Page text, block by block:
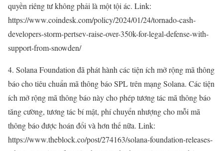
quyền riêng tư không phải là một tội ác. Link:
https://www.coindesk.com/policy/2024/01/24/tornado-cash-
developers-storm-pertsev-raise-over-350k-for-legal-defense-with-
support-from-snowden/
4. Solana Foundation đã phát hành các tiện ích mở rộng mã thông
báo cho tiêu chuẩn mã thông báo SPL trên mạng Solana. Các tiện
ích mở rộng mã thông báo này cho phép tương tác mã thông báo
tăng cường, tương tác bí mật, phí chuyển nhượng cho mỗi mã
thông báo được hoán đổi và hơn thế nữa. Link:
https://www.theblock.co/post/274163/solana-foundation-releases-